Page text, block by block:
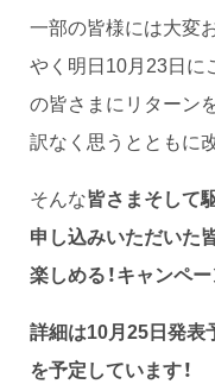
一部の皆様には大変
やく明日10月23日に
の皆さまにリターン
訳なく思うとともに
そんな皆さまそして
申し込みいただいた
楽しめる！キャンペ
詳細は10月25日発表
を予定しています！